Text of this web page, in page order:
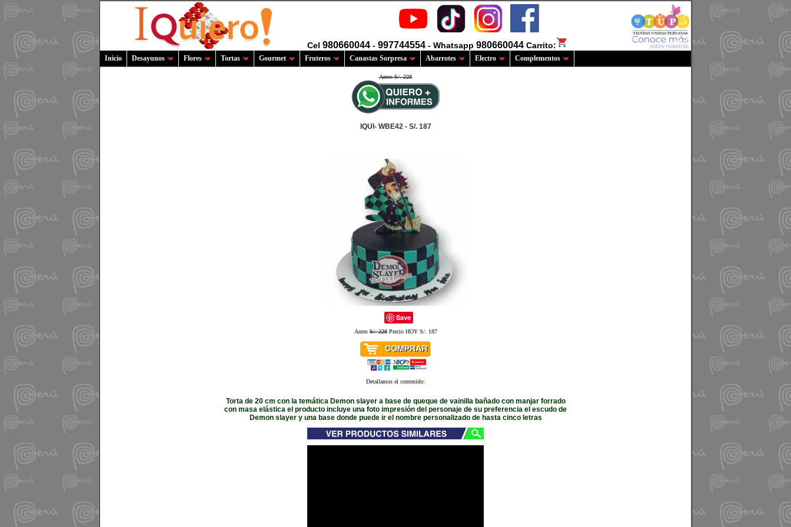
Cel 980660044 - 997744554 - Whatsapp 980660044 Carrito:
Inicio Desayunos Flores Tortas Gourmet Fruteros Canastas Sorpresa Abarrotes Electro Complementos
Antes S/. 228
IQUI- WBE42 - S/. 187
Save
AntesS/. 228Precio HOY S/. 187
Detallamos el contenido:
Torta de 20 cm con la temática Demon slayer a base de queque de vainilla bañado con manjar forrado
con masa elástica el producto incluye una foto impresión del personaje de su preferencia el escudo de
Demon slayer y una base donde puede ir el nombre personalizado de hasta cinco letras